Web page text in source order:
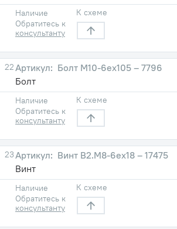
Наличие
Обратитесь к
консультанту
К схеме
22
Болт М10-6eх105 – 7796
Болт
Наличие
Обратитесь к
консультанту
К схеме
23
Винт B2.М8-6eх18 – 17475
Винт
Наличие
Обратитесь к
консультанту
К схеме